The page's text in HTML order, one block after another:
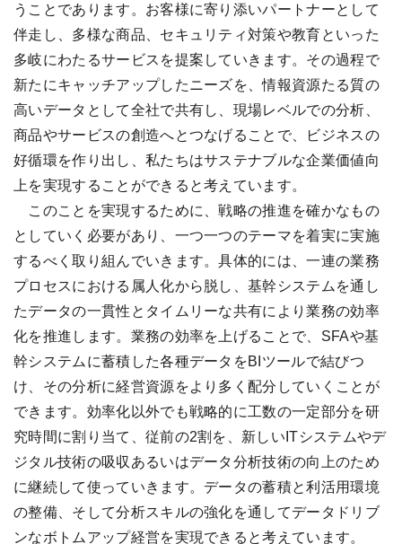
うことであります。お客様に寄り添いパートナーとして
伴走し、多様な商品、セキュリティ対策や教育といった
多岐にわたるサービスを提案していきます。その過程で
新たにキャッチアップしたニーズを、情報資源たる質の
高いデータとして全社で共有し、現場レベルでの分析、
商品やサービスの創造へとつなげることで、ビジネスの
好循環を作り出し、私たちはサステナブルな企業価値向
上を実現することができると考えています。
このことを実現するために、戦略の推進を確かなもの
としていく必要があり、一つ一つのテーマを着実に実施
するべく取り組んでいきます。具体的には、一連の業務
プロセスにおける属人化から脱し、基幹システムを通し
たデータの一貫性とタイムリーな共有により業務の効率
化を推進します。業務の効率を上げることで、SFAや基
幹システムに蓄積した各種データをBIツールで結びつ
け、その分析に経営資源をより多く配分していくことが
できます。効率化以外でも戦略的に工数の一定部分を研
究時間に割り当て、従前の2割を、新しいITシステムやデ
ジタル技術の吸収あるいはデータ分析技術の向上のため
に継続して使っていきます。データの蓄積と利活用環境
の整備、そして分析スキルの強化を通してデータドリブ
ンなボトムアップ経営を実現できると考えています。